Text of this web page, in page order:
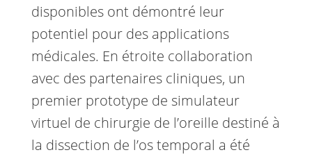
disponibles ont démontré leur
potentiel pour des applications
médicales. En étroite collaboration
avec des partenaires cliniques, un
premier prototype de simulateur
virtuel de chirurgie de l’oreille destiné à
la dissection de l’os temporal a été